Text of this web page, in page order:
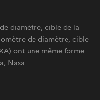
diamètre, cible de la
de diamètre, cible
ont une même forme
Nasa